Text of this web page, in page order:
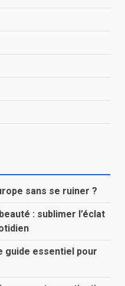
sans se ruiner ?
: sublimer l’éclat
guide essentiel pour